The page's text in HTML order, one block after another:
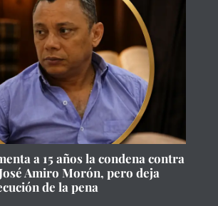
a 15 años la condena contra
Amiro Morón, pero deja
de la pena